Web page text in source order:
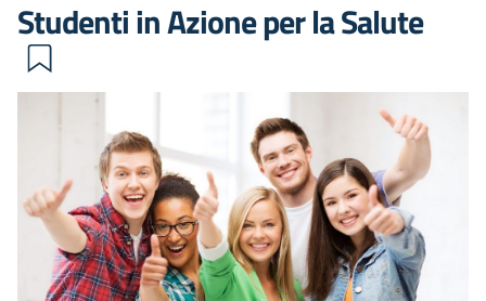
Studenti in Azione per la Salute